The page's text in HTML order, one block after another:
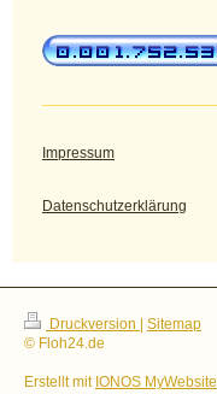
Impressum
Datenschutzerklärung
Druckversion | Sitemap
© Floh24.de
Erstellt mit IONOS MyWebsite